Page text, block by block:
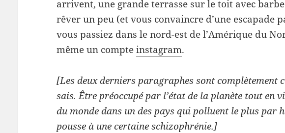
arrivent, une grande terrasse sur le toit avec
rêver un peu (et vous convaincre d’une escapade
vous passiez dans le nord-est de l’Amérique du
même un compteinstagram.
[Les deux derniers paragraphes sont complètement
sais. Être préoccupé par l’état de la planète tout en
du monde dans un des pays qui polluent le plus par
pousse à une certaine schizophrénie.]